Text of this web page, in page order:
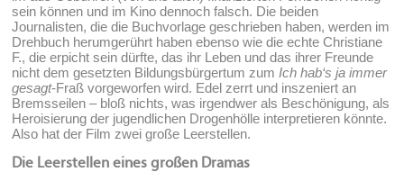
sein können und im Kino dennoch falsch. Die beiden
Journalisten, die die Buchvorlage geschrieben haben, werden im
Drehbuch herumgerührt haben ebenso wie die echte Christiane
F., die erpicht sein dürfte, das ihr Leben und das ihrer Freunde
nicht dem gesetzten Bildungsbürgertum zum Ich hab‘s ja immer
gesagt-Fraß vorgeworfen wird. Edel zerrt und inszeniert an
Bremsseilen – bloß nichts, was irgendwer als Beschönigung, als
Heroisierung der jugendlichen Drogenhölle interpretieren könnte.
Also hat der Film zwei große Leerstellen.
Die Leerstellen eines großen Dramas